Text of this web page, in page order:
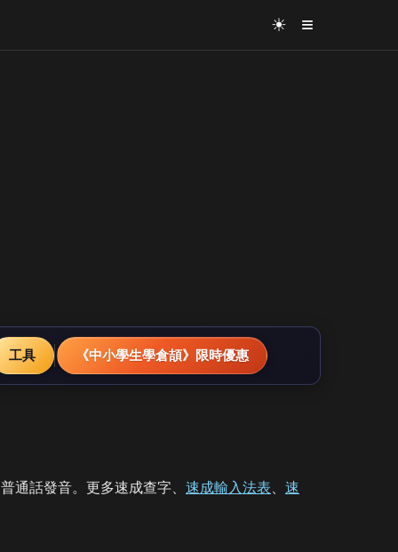
☀ ≡
工具 《中小學生學倉頡》限時優惠
通話發音。更多速成查字、 速成輸入法表、 速